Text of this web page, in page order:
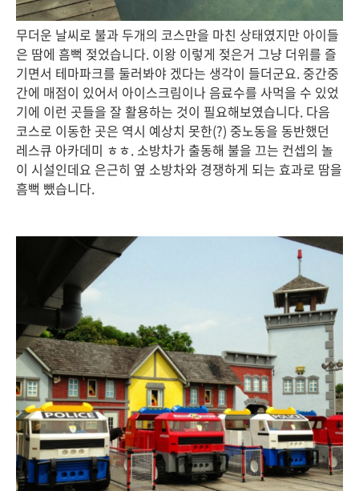
무더운 날씨로 불과 두개의 코스만을 마친 상태였지만 아이들
은 땀에 흠뻑 젖었습니다. 이왕 이렇게 젖은거 그냥 더위를 즐
기면서 테마파크를 둘러봐야 겠다는 생각이 들더군요. 중간중
간에 매점이 있어서 아이스크림이나 음료수를 사먹을 수 있었
기에 이런 곳들을 잘 활용하는 것이 필요해보였습니다. 다음
코스로 이동한 곳은 역시 예상치 못한(?) 중노동을 동반했던
레스큐 아카데미 ㅎㅎ. 소방차가 출동해 불을 끄는 컨셉의 놀
이 시설인데요 은근히 옆 소방차와 경쟁하게 되는 효과로 땀을
흠뻑 뺐습니다.